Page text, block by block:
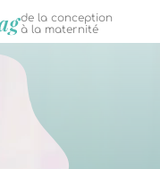
de la conception
à la maternité